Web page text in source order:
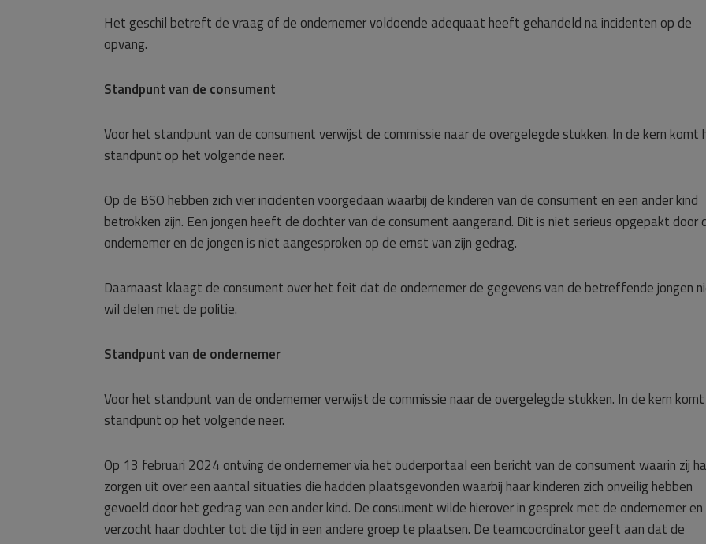
Het geschil betreft de vraag of de ondernemer voldoende adequaat heeft gehandeld na incidenten op de
opvang.
Standpunt van de consument
Voor het standpunt van de consument verwijst de commissie naar de overgelegde stukken. In de kern komt
standpunt op het volgende neer.
Op de BSO hebben zich vier incidenten voorgedaan waarbij de kinderen van de consument en een ander kind
betrokken zijn. Een jongen heeft de dochter van de consument aangerand. Dit is niet serieus opgepakt door
ondernemer en de jongen is niet aangesproken op de ernst van zijn gedrag.
Daarnaast klaagt de consument over het feit dat de ondernemer de gegevens van de betreffende jongen
wil delen met de politie.
Standpunt van de ondernemer
Voor het standpunt van de ondernemer verwijst de commissie naar de overgelegde stukken. In de kern
standpunt op het volgende neer.
Op 13 februari 2024 ontving de ondernemer via het ouderportaal een bericht van de consument waarin zij
zorgen uit over een aantal situaties die hadden plaatsgevonden waarbij haar kinderen zich onveilig hebben
gevoeld door het gedrag van een ander kind. De consument wilde hierover in gesprek met de ondernemer en
verzocht haar dochter tot die tijd in een andere groep te plaatsen. De teamcoördinator geeft aan dat de